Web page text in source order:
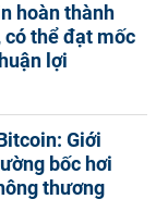
hoàn thành
có thể đạt mốc
lợi
Giới
bốc hơi
thương